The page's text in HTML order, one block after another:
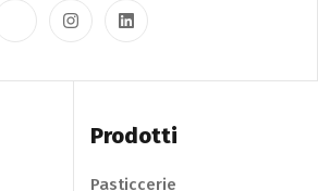
Prodotti
Pasticcerie